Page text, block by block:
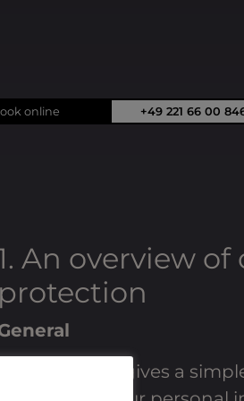
online +49 221 66 00
An overview of
protection
The following gives a